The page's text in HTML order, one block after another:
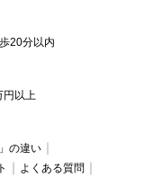
20分以内
円以上
の違い
よくある質問